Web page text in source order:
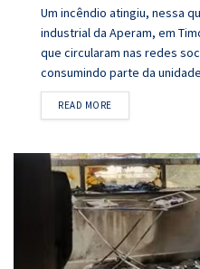
Um incêndio atingiu, nessa
industrial da Aperam, em
que circularam nas redes
consumindo parte da
READ MOREDETAILS